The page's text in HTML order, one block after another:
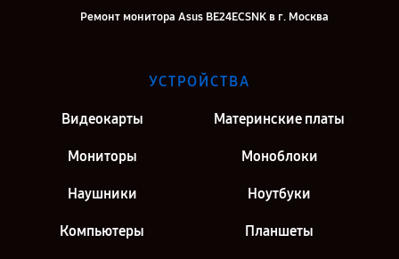
Ремонт монитора Asus BE24ECSNK в г. Москва
УСТРОЙСТВА
Видеокарты Материнские платы
Мониторы Моноблоки
Наушники Ноутбуки
Компьютеры Планшеты